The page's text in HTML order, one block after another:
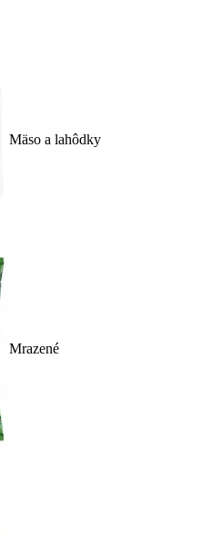
Mäso a lahôdky
Mrazené